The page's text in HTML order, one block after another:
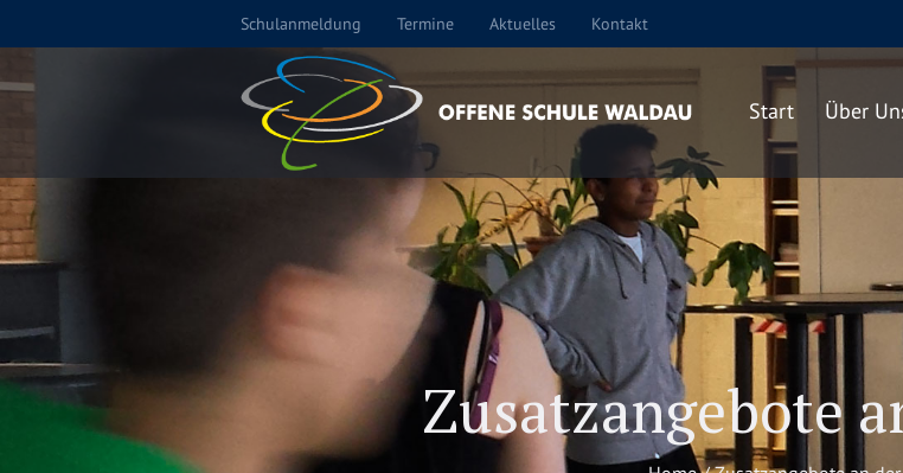
Schulanmeldung Termine Aktuelles Kontakt
Start Über
Zusatzangebote